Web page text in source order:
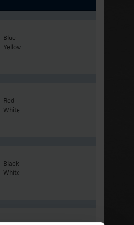
Blue
Yellow
Red
White
Black
White